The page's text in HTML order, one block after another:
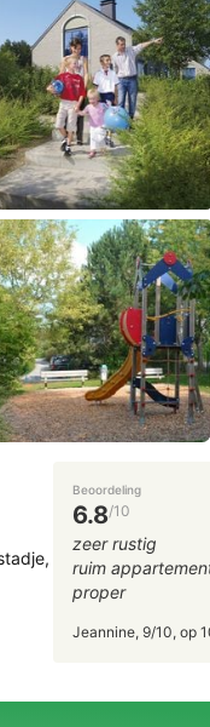
Beoordeling
6.8/10
zeer rustig
ruim
proper
Jeannine, 9/10, op